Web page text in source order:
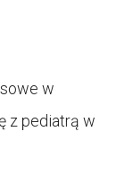
w
z pediatrą w